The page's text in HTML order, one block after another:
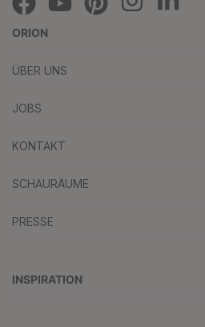
ORION
ÜBER UNS
JOBS
KONTAKT
SCHAURÄUME
PRESSE
INSPIRATION